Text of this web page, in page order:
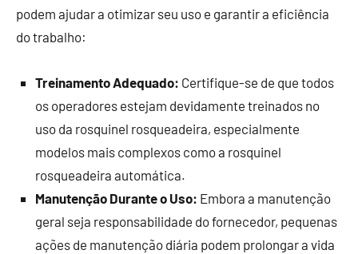
podem ajudar a otimizar seu uso e garantir a eficiência
do trabalho:
Treinamento Adequado: Certifique-se de que todos
os operadores estejam devidamente treinados no
uso da rosquinel rosqueadeira, especialmente
modelos mais complexos como a rosquinel
rosqueadeira automática.
Manutenção Durante o Uso: Embora a manutenção
geral seja responsabilidade do fornecedor, pequenas
ações de manutenção diária podem prolongar a vida